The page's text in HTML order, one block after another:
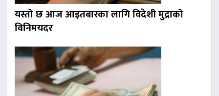
यस्तो छ आज आइतबारका लागि विदेशी मुद्राको
विनिमयदर